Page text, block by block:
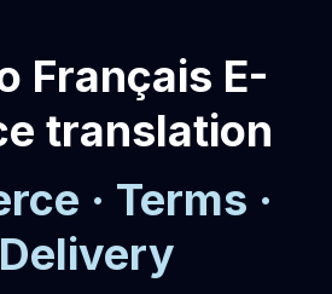
Français E-
translation
· Terms ·